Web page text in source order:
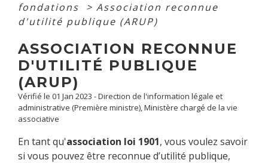
fondations
> Association reconnue
d'utilité publique (ARUP)
ASSOCIATION RECONNUE
D'UTILITÉ PUBLIQUE
(ARUP)
Vérifié le 01 Jan 2023 - Direction de l'information légale et
administrative (Première ministre), Ministère chargé de la vie
associative
En tant qu'association loi 1901, vous voulez savoir
si vous pouvez être reconnue d’utilité publique,